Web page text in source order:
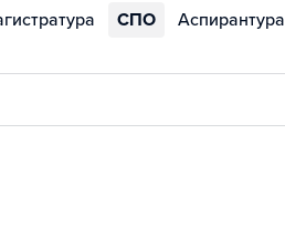
СПО Аспирантура